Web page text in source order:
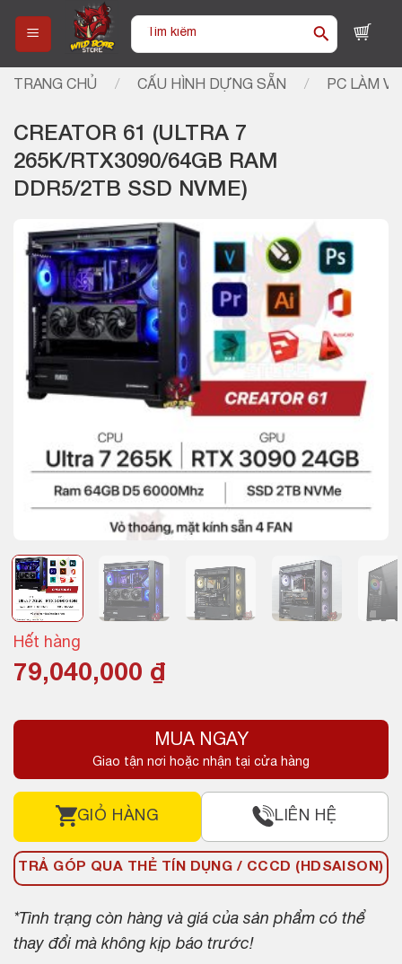
content
Tìm
TRANG CHỦ / CẤU HÌNH DỰNG SẴN / PC LÀM
CREATOR 61 (ULTRA 7
265K/RTX3090/64GB RAM
DDR5/2TB SSD NVME)
Hết hàng
79,040,000 ₫
MUA NGAY
Giao tận nơi hoặc nhận tại cửa hàng
GIỎ HÀNG LIÊN HỆ
TRẢ GÓP QUA THẺ TÍN DỤNG / CCCD (HDSAISON)
*Tình trạng còn hàng và giá của sản phẩm có thể
thay đổi mà không kịp báo trước!